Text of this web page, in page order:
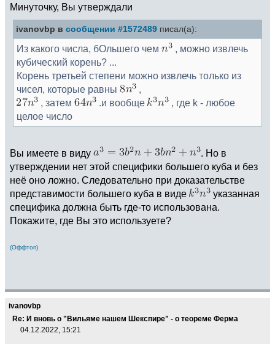
Минуточку, Вы утверждали
ivanovbp в сообщении #1572489 писал(а):
Из какого числа, бОльшего чем
, можно извлечь
кубический корень? ...
Корень третьей степени можно извлечь только из
чисел, которые равны
, затем
.и вообще
, где k - любое
целое число
Вы имеете в виду
. Но в
утверждении нет этой специфики большего куба и без
неё оно ложно. Следовательно при доказательстве
представимости большего куба в виде
указанная
специфика должна быть где-то использована.
Покажите, где Вы это используете?
(Оффтоп)
ivanovbp
Re: И вновь о "Вильяме нашем Шекспире" - о теореме Ферма
04.12.2022, 15:21